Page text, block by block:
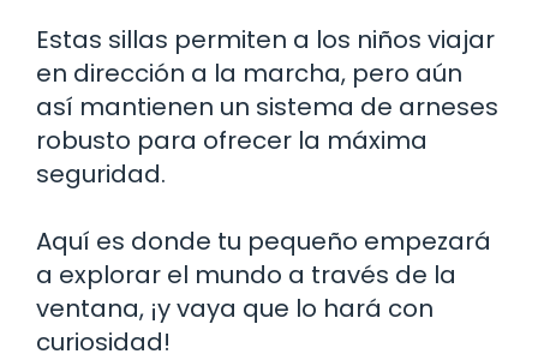
Estas sillas permiten a los niños viajar
en dirección a la marcha, pero aún
así mantienen un sistema de arneses
robusto para ofrecer la máxima
seguridad.
Aquí es donde tu pequeño empezará
a explorar el mundo a través de la
ventana, ¡y vaya que lo hará con
curiosidad!